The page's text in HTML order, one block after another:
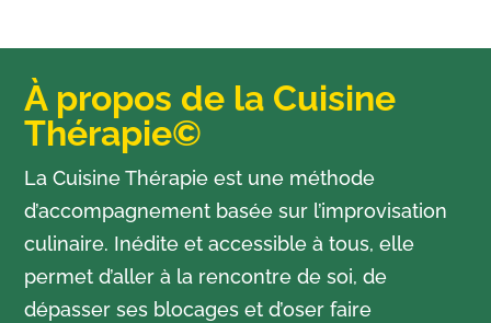
À propos de la Cuisine
Thérapie©
La Cuisine Thérapie est une méthode
d’accompagnement basée sur l’improvisation
culinaire. Inédite et accessible à tous, elle
permet d’aller à la rencontre de soi, de
dépasser ses blocages et d’oser faire